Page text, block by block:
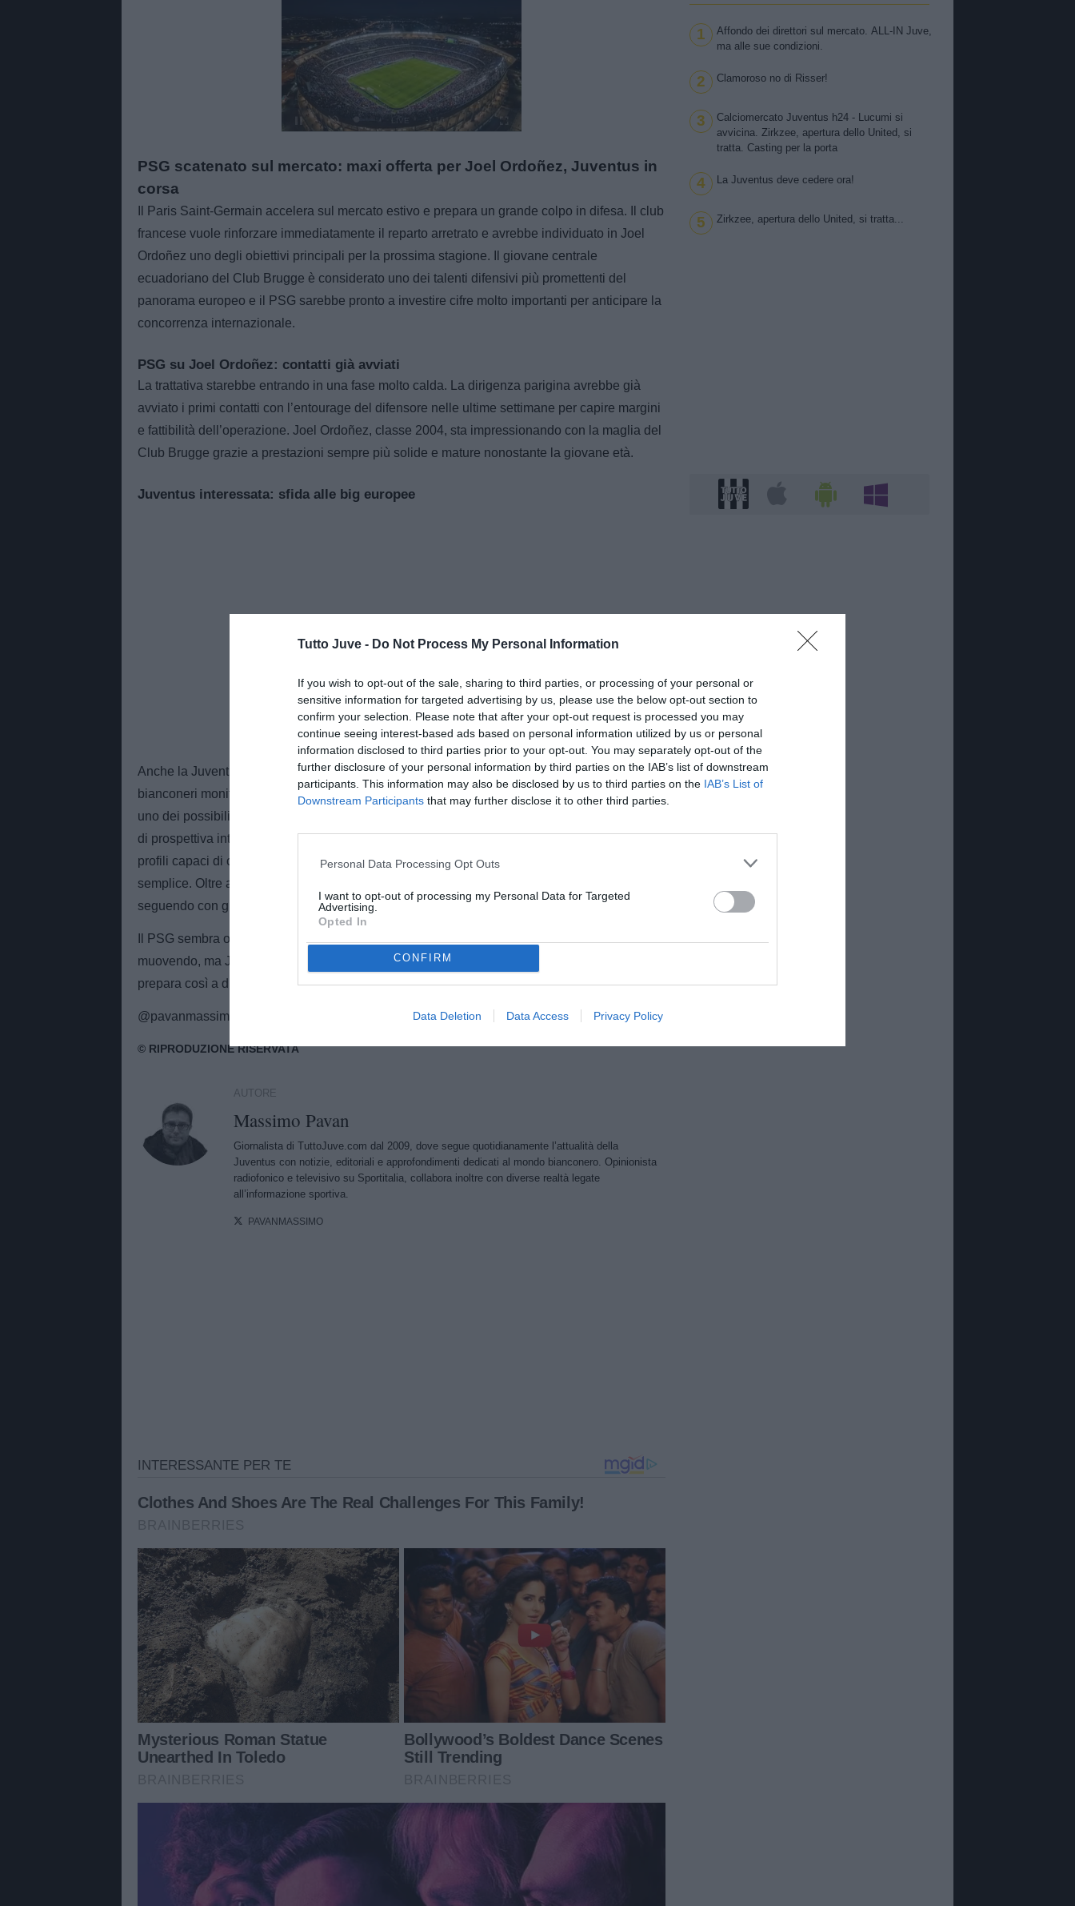
Tutto Juve - Do Not Process My Personal Information
If you wish to opt-out of the sale, sharing to third parties, or processing of your personal or
sensitive information for targeted advertising by us, please use the below opt-out section to
confirm your selection. Please note that after your opt-out request is processed you may
continue seeing interest-based ads based on personal information utilized by us or personal
information disclosed to third parties prior to your opt-out. You may separately opt-out of the
further disclosure of your personal information by third parties on the IAB’s list of downstream
participants. This information may also be disclosed by us to third parties on the IAB’s List of
Downstream Participants that may further disclose it to other third parties.
Personal Data Processing Opt Outs
I want to opt-out of processing my Personal Data for Targeted
Advertising.
Opted In
CONFIRM
Data Deletion Data Access Privacy Policy
100.00%
PSG scatenato sul mercato: maxi offerta per Joel Ordoñez, Juventus in
corsa
Il Paris Saint-Germain accelera sul mercato estivo e prepara un grande colpo in difesa. Il club
francese vuole rinforzare immediatamente il reparto arretrato e avrebbe individuato in Joel
Ordoñez uno degli obiettivi principali per la prossima stagione. Il giovane centrale
ecuadoriano del Club Brugge è considerato uno dei talenti difensivi più promettenti del
panorama europeo e il PSG sarebbe pronto a investire cifre molto importanti per anticipare la
concorrenza internazionale.
PSG su Joel Ordoñez: contatti già avviati
La trattativa starebbe entrando in una fase molto calda. La dirigenza parigina avrebbe già
avviato i primi contatti con l’entourage del difensore nelle ultime settimane per capire margini
e fattibilità dell’operazione. Joel Ordoñez, classe 2004, sta impressionando con la maglia del
Club Brugge grazie a prestazioni sempre più solide e mature nonostante la giovane età.
Juventus interessata: sfida alle big europee
Anche la Juventus segue da tempo la crescita del giovane difensore sudamericano. I
bianconeri monitorano il profilo di Joel Ordoñez ormai da diverse settimane e lo considerano
uno dei possibili rinforzi per il futuro della difesa juventina. La Juventus cerca infatti: giovani
di prospettiva internazionale; giocatori già pronti fisicamente; difensori moderni e aggressivi;
profili capaci di crescere rapidamente ad alti livelli. Tuttavia, inserirsi nella corsa non sarà
semplice. Oltre al PSG e alla Juventus, anche Chelsea e Manchester United starebbero
seguendo con grande attenzione l’evoluzione della situazione.
Il PSG sembra oggi in vantaggio grazie alla forza economica e alla rapidità con cui si sta
muovendo, ma Juventus, Chelsea e Manchester United restano alla finestra. Joel Ordoñez si
prepara così a diventare uno dei nomi più caldi del prossimo mercato internazionale.
@pavanmassimo
AUTORE
Massimo Pavan
Giornalista di TuttoJuve.com dal 2009, dove segue quotidianamente l’attualità della
Juventus con notizie, editoriali e approfondimenti dedicati al mondo bianconero. Opinionista
radiofonico e televisivo su Sportitalia, collabora inoltre con diverse realtà legate
all’informazione sportiva.
PAVANMASSIMO
1
Affondo dei direttori sul mercato. ALL-IN Juve,
ma alle sue condizioni.
2 Clamoroso no di Risser!
3
Calciomercato Juventus h24 - Lucumi si
avvicina. Zirkzee, apertura dello United, si
tratta. Casting per la porta
4 La Juventus deve cedere ora!
5 Zirkzee, apertura dello United, si tratta...